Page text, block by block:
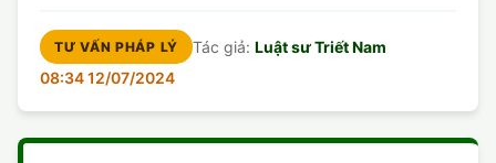
GIẤY PHÉP CON
DOANH NGHIỆP
ĐẤT ĐAI
DI CHÚC
TƯ VẤN PHÁP LÝ Tác giả:Luật sư Triết Nam
08:34 12/07/2024